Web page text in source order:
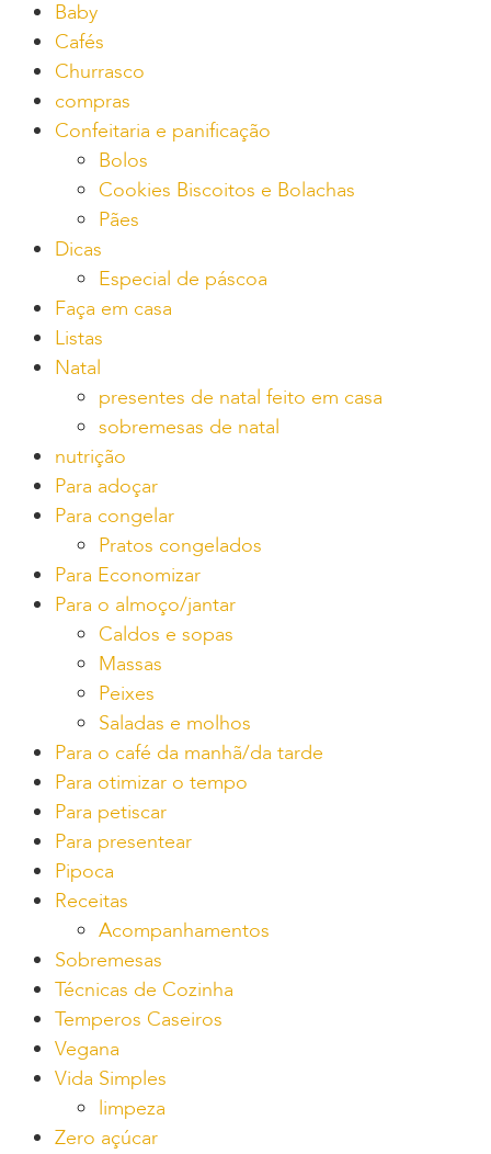
Baby
Cafés
Churrasco
compras
Confeitaria e panificação
Bolos
Cookies Biscoitos e Bolachas
Pães
Dicas
Especial de páscoa
Faça em casa
Listas
Natal
presentes de natal feito em casa
sobremesas de natal
nutrição
Para adoçar
Para congelar
Pratos congelados
Para Economizar
Para o almoço/jantar
Caldos e sopas
Massas
Peixes
Saladas e molhos
Para o café da manhã/da tarde
Para otimizar o tempo
Para petiscar
Para presentear
Pipoca
Receitas
Acompanhamentos
Sobremesas
Técnicas de Cozinha
Temperos Caseiros
Vegana
Vida Simples
limpeza
Zero açúcar